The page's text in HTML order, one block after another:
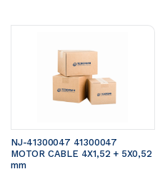
NJ-41300047 41300047
MOTOR CABLE 4X1,52 + 5X0,52
mm